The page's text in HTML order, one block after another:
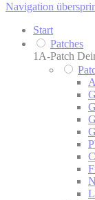
Navigation
Start
Patches
1A-Patch